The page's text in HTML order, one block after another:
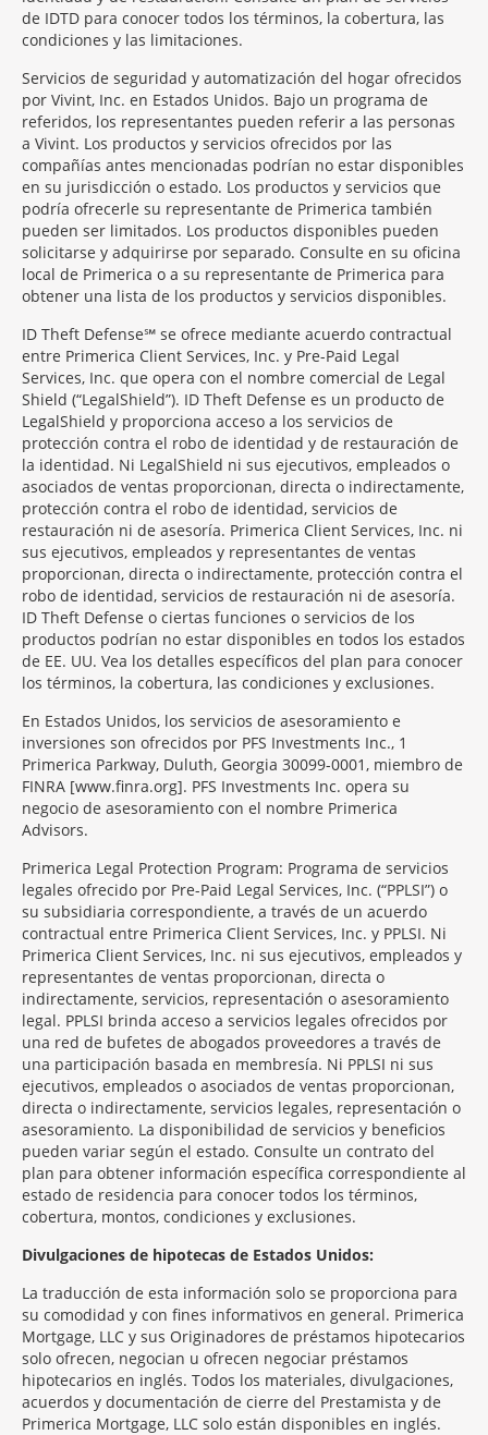
de IDTD para conocer todos los términos, la cobertura, las
condiciones y las limitaciones.
Servicios de seguridad y automatización del hogar ofrecidos
por Vivint, Inc. en Estados Unidos. Bajo un programa de
referidos, los representantes pueden referir a las personas
a Vivint. Los productos y servicios ofrecidos por las
compañías antes mencionadas podrían no estar disponibles
en su jurisdicción o estado. Los productos y servicios que
podría ofrecerle su representante de Primerica también
pueden ser limitados. Los productos disponibles pueden
solicitarse y adquirirse por separado. Consulte en su oficina
local de Primerica o a su representante de Primerica para
obtener una lista de los productos y servicios disponibles.
ID Theft Defense℠ se ofrece mediante acuerdo contractual
entre Primerica Client Services, Inc. y Pre-Paid Legal
Services, Inc. que opera con el nombre comercial de Legal
Shield (“LegalShield”). ID Theft Defense es un producto de
LegalShield y proporciona acceso a los servicios de
protección contra el robo de identidad y de restauración de
la identidad. Ni LegalShield ni sus ejecutivos, empleados o
asociados de ventas proporcionan, directa o indirectamente,
protección contra el robo de identidad, servicios de
restauración ni de asesoría. Primerica Client Services, Inc. ni
sus ejecutivos, empleados y representantes de ventas
proporcionan, directa o indirectamente, protección contra el
robo de identidad, servicios de restauración ni de asesoría.
ID Theft Defense o ciertas funciones o servicios de los
productos podrían no estar disponibles en todos los estados
de EE. UU. Vea los detalles específicos del plan para conocer
los términos, la cobertura, las condiciones y exclusiones.
En Estados Unidos, los servicios de asesoramiento e
inversiones son ofrecidos por PFS Investments Inc., 1
Primerica Parkway, Duluth, Georgia 30099-0001, miembro de
FINRA [www.finra.org]. PFS Investments Inc. opera su
negocio de asesoramiento con el nombre Primerica
Advisors.
Primerica Legal Protection Program: Programa de servicios
legales ofrecido por Pre-Paid Legal Services, Inc. (“PPLSI”) o
su subsidiaria correspondiente, a través de un acuerdo
contractual entre Primerica Client Services, Inc. y PPLSI. Ni
Primerica Client Services, Inc. ni sus ejecutivos, empleados y
representantes de ventas proporcionan, directa o
indirectamente, servicios, representación o asesoramiento
legal. PPLSI brinda acceso a servicios legales ofrecidos por
una red de bufetes de abogados proveedores a través de
una participación basada en membresía. Ni PPLSI ni sus
ejecutivos, empleados o asociados de ventas proporcionan,
directa o indirectamente, servicios legales, representación o
asesoramiento. La disponibilidad de servicios y beneficios
pueden variar según el estado. Consulte un contrato del
plan para obtener información específica correspondiente al
estado de residencia para conocer todos los términos,
cobertura, montos, condiciones y exclusiones.
Morgage
Section
Divulgaciones de hipotecas de Estados Unidos:
La traducción de esta información solo se proporciona para
su comodidad y con fines informativos en general. Primerica
Mortgage, LLC y sus Originadores de préstamos hipotecarios
solo ofrecen, negocian u ofrecen negociar préstamos
hipotecarios en inglés. Todos los materiales, divulgaciones,
acuerdos y documentación de cierre del Prestamista y de
Primerica Mortgage, LLC solo están disponibles en inglés.